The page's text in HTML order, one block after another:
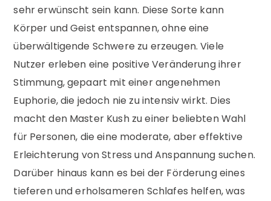
sehr erwünscht sein kann. Diese Sorte kann
Körper und Geist entspannen, ohne eine
überwältigende Schwere zu erzeugen. Viele
Nutzer erleben eine positive Veränderung ihrer
Stimmung, gepaart mit einer angenehmen
Euphorie, die jedoch nie zu intensiv wirkt. Dies
macht den Master Kush zu einer beliebten Wahl
für Personen, die eine moderate, aber effektive
Erleichterung von Stress und Anspannung suchen.
Darüber hinaus kann es bei der Förderung eines
tieferen und erholsameren Schlafes helfen, was